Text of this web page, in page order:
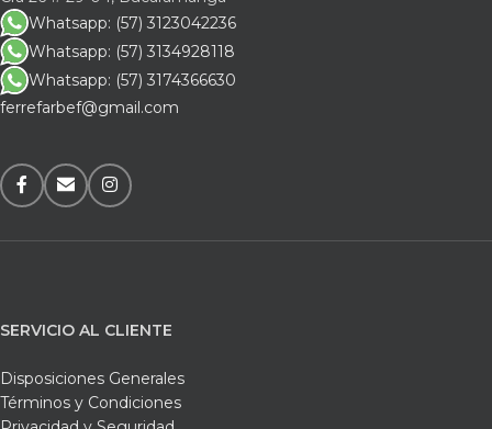
Whatsapp: (57) 3123042236
Whatsapp: (57) 3134928118
Whatsapp: (57) 3174366630
ferrefarbef@gmail.com
SERVICIO AL CLIENTE
Disposiciones Generales
Términos y Condiciones